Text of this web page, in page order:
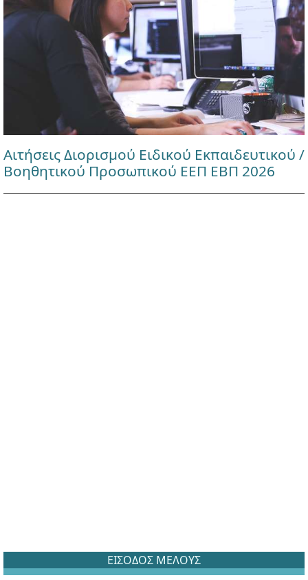
Αιτήσεις Διορισμού Ειδικού Εκπαιδευτικού /
Βοηθητικού Προσωπικού ΕΕΠ ΕΒΠ 2026
ΕΙΣΟΔΟΣ ΜΕΛΟΥΣ